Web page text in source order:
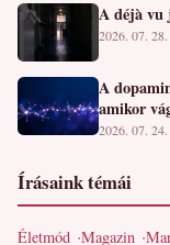
A déjà vu
2026. 07. 28.
A
amikor
2026. 07. 24.
Írásaink témái
Életmód Magazin